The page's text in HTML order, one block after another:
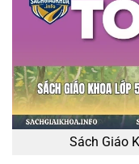
Sách Giáo